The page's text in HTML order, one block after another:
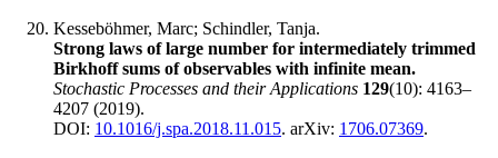
Kesseböhmer, Marc; Schindler, Tanja.
Strong laws of large number for intermediately trimmed
Birkhoff sums of observables with infinite mean.
Stochastic Processes and their Applications 129(10): 4163‍–
4207 (2019).
DOI: 10.1016/j.spa.2018.11.015. arXiv: 1706.07369.